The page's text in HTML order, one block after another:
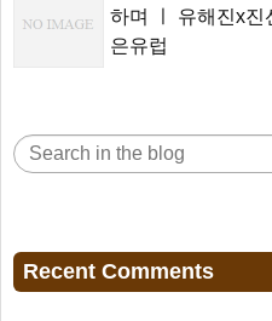
하며 ㅣ 유해진x
은유럽
Recent Comments